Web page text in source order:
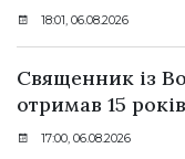
18:01, 06.08.2026
Священник із
отримав 15
17:00, 06.08.2026